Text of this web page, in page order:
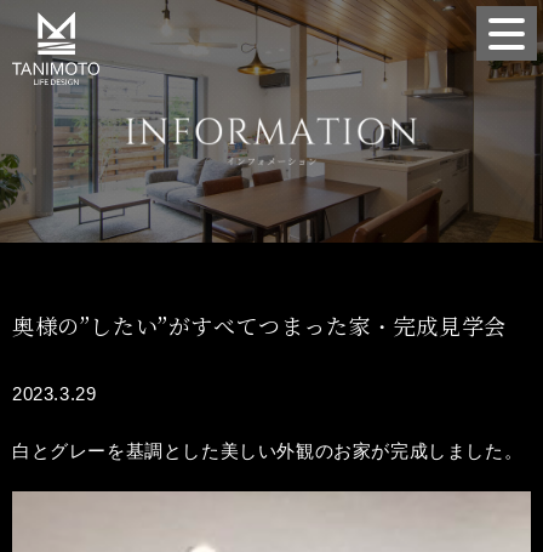
奥様の”したい”がすべてつまった家・完成見学会
2023.3.29
白とグレーを基調とした美しい外観のお家が完成しました。